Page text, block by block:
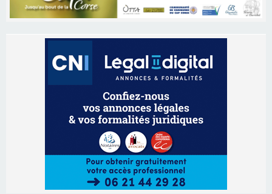
Les brèves
Ucciani – Marché des producteurs à Cruculi le
Corte – L’association A Nuciola organise une
projection sous les étoiles